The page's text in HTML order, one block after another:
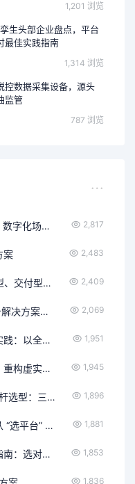
1,201 浏览
生头部企业盘点，平台
最佳实践指南
1,314 浏览
控数据采集设备，源头
监管
787 浏览
数字孪生智慧水利解决方案：数字化场景、智慧化模拟、精准化决策，构建数字孪生流域为核心的智慧水利体系 2,817
案 2,483
数字孪生公司有哪些？平台型、交付型、创新型头部企业全景梳理 2,409
智慧水利“四预”数字孪生平台解决方案——以业务功能为核心驱动水灾害防御智能化升级 2,069
水利数字孪生项目交付最佳实践：以全生命周期服务，解锁智能治水新范式 1,951
数字孪生国内十大领跑企业：重构虚实产业生态，推动数字孪生从概念验证到价值落地 1,945
数字孪生 “技术 + 交付” 双标杆选型：三大技术平台企业引领创新，融谷信息保障项目落地 1,896
数字孪生项目落地新范式：从 “选平台” 到 “选服务”，破局数字孪生项目交付陷阱 1,881
智慧园区数字孪生项目选型指南：选对平台做好交付，从平台适配到交付落地的全流程解决方案 1,853
1,836